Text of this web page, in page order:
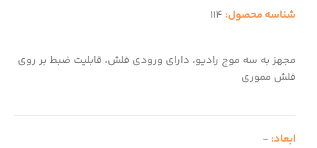
شناسه محصول: 114
مجهز به سه موج رادیو، دارای ورودی فلش، قابلیت ضبط بر روی
فلش مموری
ابعاد: -